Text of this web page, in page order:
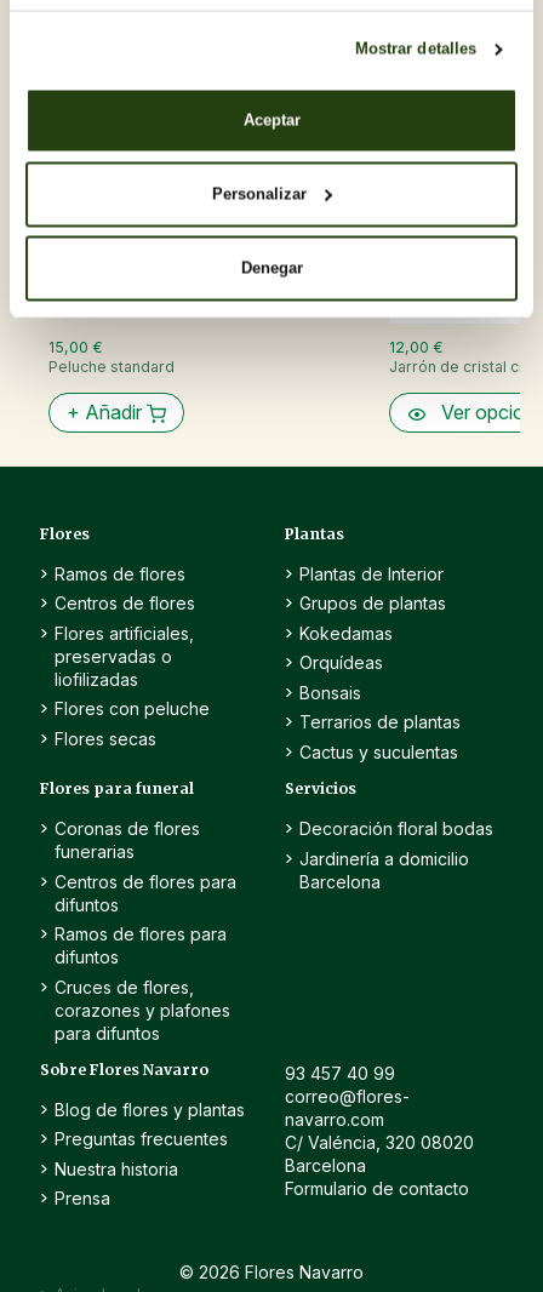
Mostrar detalles
Aceptar
Personalizar
Denegar
15,00 €
Peluche standard
+ Añadir
12,00 €
Jarrón de cristal
Ver
Flores
Ramos de flores
Centros de flores
Flores artificiales,
preservadas o
liofilizadas
Flores con peluche
Flores secas
Plantas
Plantas de Interior
Grupos de plantas
Kokedamas
Orquídeas
Bonsais
Terrarios de plantas
Cactus y suculentas
Flores para funeral
Coronas de flores
funerarias
Centros de flores para
difuntos
Ramos de flores para
difuntos
Cruces de flores,
corazones y plafones
para difuntos
Servicios
Decoración floral bodas
Jardinería a domicilio
Barcelona
Sobre Flores Navarro
Blog de flores y plantas
Preguntas frecuentes
Nuestra historia
Prensa
93 457 40 99
correo@flores-
navarro.com
C/ Valéncia, 320 08020
Barcelona
Formulario de contacto
© 2026 Flores Navarro